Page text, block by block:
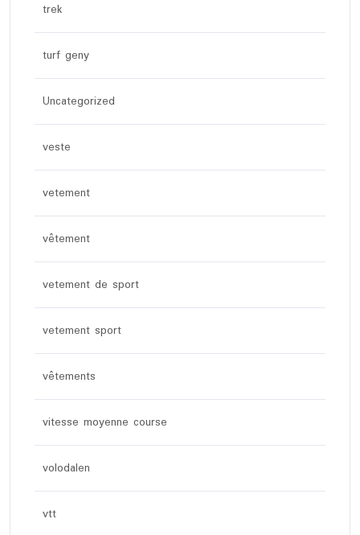
trek
turf geny
Uncategorized
veste
vetement
vêtement
vetement de sport
vetement sport
vêtements
vitesse moyenne course
volodalen
vtt